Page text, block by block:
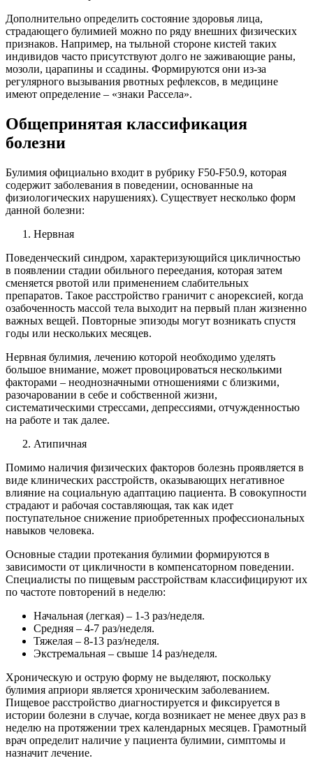
Дополнительно определить состояние здоровья лица,
страдающего булимией можно по ряду внешних физических
признаков. Например, на тыльной стороне кистей таких
индивидов часто присутствуют долго не заживающие раны,
мозоли, царапины и ссадины. Формируются они из-за
регулярного вызывания рвотных рефлексов, в медицине
имеют определение – «знаки Рассела».
Общепринятая классификация
болезни
Булимия официально входит в рубрику F50-F50.9, которая
содержит заболевания в поведении, основанные на
физиологических нарушениях). Существует несколько форм
данной болезни:
Нервная
Поведенческий синдром, характеризующийся цикличностью
в появлении стадии обильного переедания, которая затем
сменяется рвотой или применением слабительных
препаратов. Такое расстройство граничит с анорексией, когда
озабоченность массой тела выходит на первый план жизненно
важных вещей. Повторные эпизоды могут возникать спустя
годы или нескольких месяцев.
Нервная булимия, лечению которой необходимо уделять
большое внимание, может провоцироваться несколькими
факторами – неоднозначными отношениями с близкими,
разочаровании в себе и собственной жизни,
систематическими стрессами, депрессиями, отчужденностью
на работе и так далее.
Атипичная
Помимо наличия физических факторов болезнь проявляется в
виде клинических расстройств, оказывающих негативное
влияние на социальную адаптацию пациента. В совокупности
страдают и рабочая составляющая, так как идет
поступательное снижение приобретенных профессиональных
навыков человека.
Основные стадии протекания булимии формируются в
зависимости от цикличности в компенсаторном поведении.
Специалисты по пищевым расстройствам классифицируют их
по частоте повторений в неделю:
Начальная (легкая) – 1-3 раз/неделя.
Средняя – 4-7 раз/неделя.
Тяжелая – 8-13 раз/неделя.
Экстремальная – свыше 14 раз/неделя.
Хроническую и острую форму не выделяют, поскольку
булимия априори является хроническим заболеванием.
Пищевое расстройство диагностируется и фиксируется в
истории болезни в случае, когда возникает не менее двух раз в
неделю на протяжении трех календарных месяцев. Грамотный
врач определит наличие у пациента булимии, симптомы и
назначит лечение.